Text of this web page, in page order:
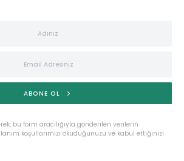
ABONE OL
bu form aracılığıyla gönderilen verilerin
koşullarımızı okuduğunuzu ve kabul ettiğinizi